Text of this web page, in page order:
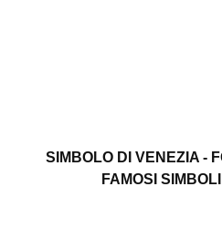
SIMBOLO DI VENEZIA -
FAMOSI